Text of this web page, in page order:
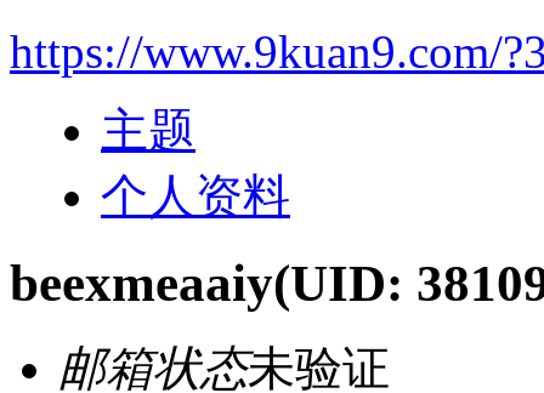
https://www.9kuan9.com/
主题
个人资料
beexmeaaiy(UID:
邮箱状态未验证